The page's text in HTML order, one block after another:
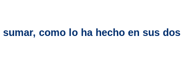
como lo ha hecho en sus dos